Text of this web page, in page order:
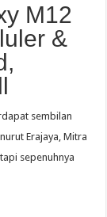
M12
&
sembilan
Erajaya, Mitra
sepenuhnya